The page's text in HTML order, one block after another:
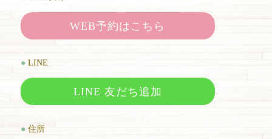
WEB予約はこちら
● LINE
LINE 友だち追加
● 住所